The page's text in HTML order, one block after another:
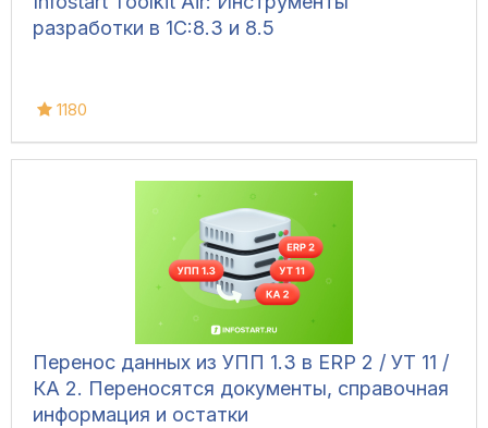
разработки в 1С:8.3 и 8.5
1180
Перенос данных из УПП 1.3 в ERP 2 / УТ 11 /
КА 2. Переносятся документы, справочная
информация и остатки